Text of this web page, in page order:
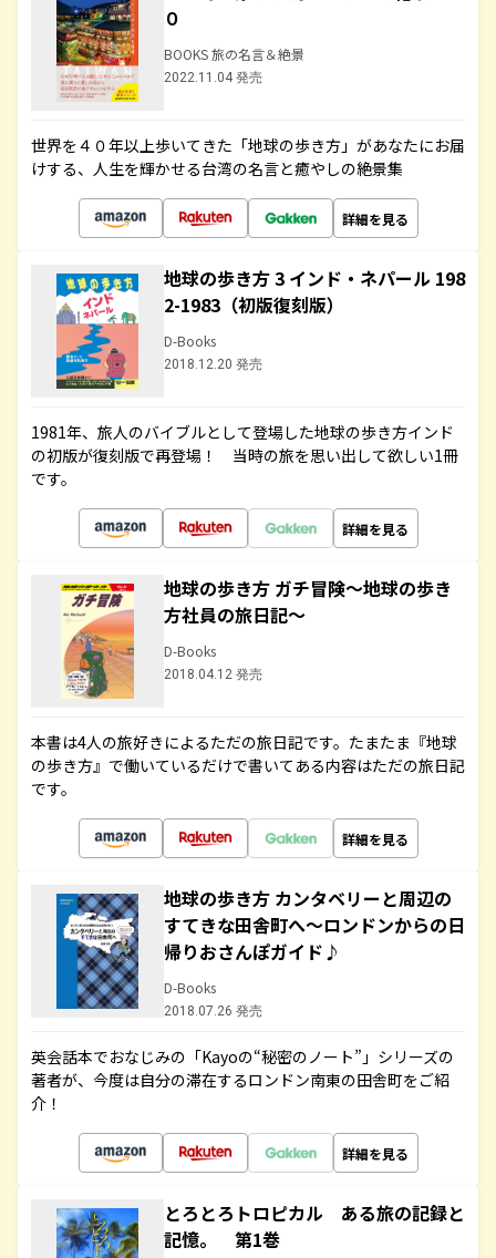
０
BOOKS 旅の名言＆絶景
2022.11.04 発売
世界を４０年以上歩いてきた「地球の歩き方」があなたにお届
けする、人生を輝かせる台湾の名言と癒やしの絶景集
詳細を見る
地球の歩き方 3 インド・ネパール 198
2-1983（初版復刻版）
D-Books
2018.12.20 発売
1981年、旅人のバイブルとして登場した地球の歩き方インド
の初版が復刻版で再登場！ 当時の旅を思い出して欲しい1冊
です。
詳細を見る
地球の歩き方 ガチ冒険～地球の歩き
方社員の旅日記～
D-Books
2018.04.12 発売
本書は4人の旅好きによるただの旅日記です。たまたま『地球
の歩き方』で働いているだけで書いてある内容はただの旅日記
です。
詳細を見る
地球の歩き方 カンタベリーと周辺の
すてきな田舎町へ～ロンドンからの日
帰りおさんぽガイド♪
D-Books
2018.07.26 発売
英会話本でおなじみの「Kayoの“秘密のノート”」シリーズの
著者が、今度は自分の滞在するロンドン南東の田舎町をご紹
介！
詳細を見る
とろとろトロピカル ある旅の記録と
記憶。 第1巻